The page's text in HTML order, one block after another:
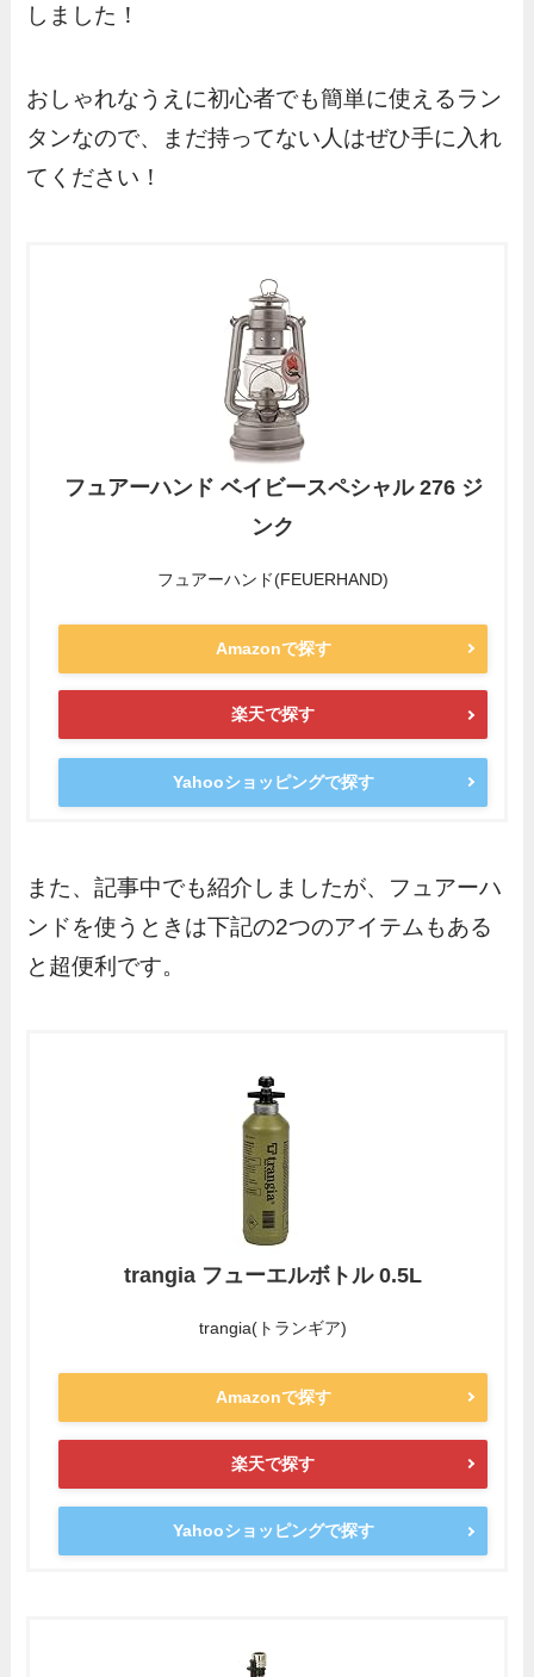
しました！
おしゃれなうえに初心者でも簡単に使えるラン
タンなので、まだ持ってない人はぜひ手に入れ
てください！
フュアーハンド ベイビースペシャル 276 ジ
ンク
フュアーハンド(FEUERHAND)
Amazonで探す
楽天で探す
Yahooショッピングで探す
また、記事中でも紹介しましたが、フュアーハ
ンドを使うときは下記の2つのアイテムもある
と超便利です。
trangia フューエルボトル 0.5L
trangia(トランギア)
Amazonで探す
楽天で探す
Yahooショッピングで探す